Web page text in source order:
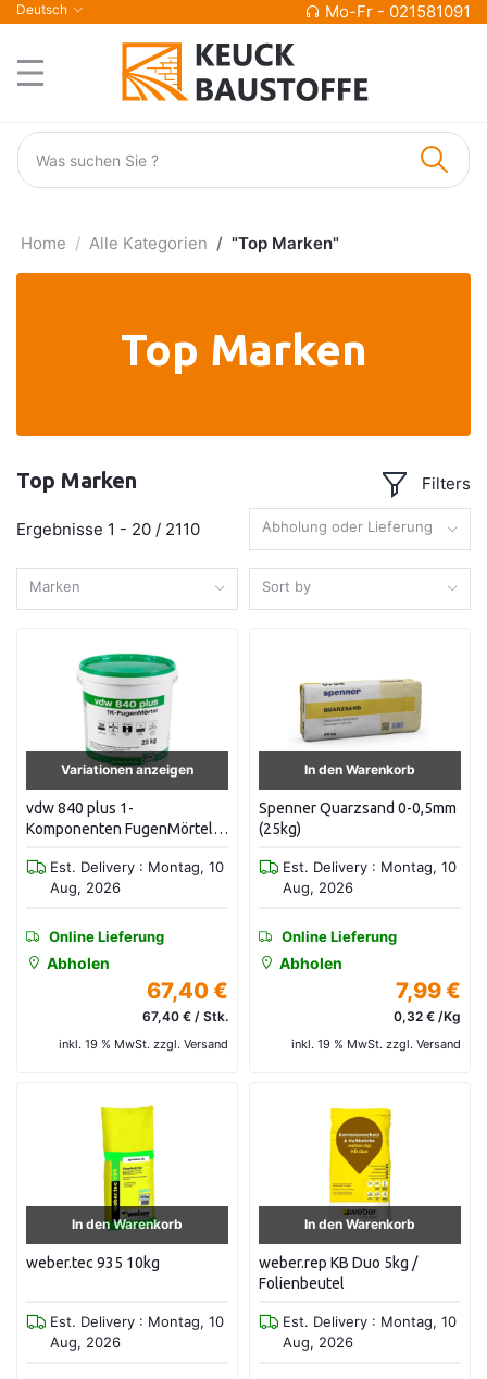
Deutsch Mo-Fr - 021581091
Home Alle Kategorien "Top Marken"
Top Marken
Top Marken Filters
Ergebnisse 1 - 20 / 2110 Abholung oder Lieferung
Marken Sort by
Variationen anzeigen
vdw 840 plus 1-
Komponenten FugenMörtel
Est. Delivery : Montag, 10
Aug, 2026
Online Lieferung
Abholen
67,40 €
67,40 € / Stk.
inkl. 19 % MwSt. zzgl. Versand
In den Warenkorb
Spenner Quarzsand 0-0,5mm
(25kg)
Est. Delivery : Montag, 10
Aug, 2026
Online Lieferung
Abholen
7,99 €
0,32 € /Kg
inkl. 19 % MwSt. zzgl. Versand
In den Warenkorb
weber.tec 935 10kg
Est. Delivery : Montag, 10
Aug, 2026
In den Warenkorb
weber.rep KB Duo 5kg /
Folienbeutel
Est. Delivery : Montag, 10
Aug, 2026